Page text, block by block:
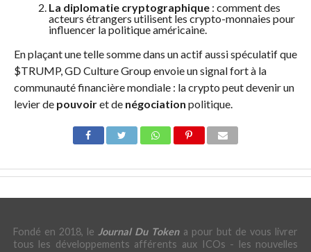
La diplomatie cryptographique: comment des
acteurs étrangers utilisent les crypto-monnaies pour
influencer la politique américaine.
En plaçant une telle somme dans un actif aussi spéculatif que
$TRUMP, GD Culture Group envoie un signal fort à la
communauté financière mondiale : la crypto peut devenir un
levier de pouvoiret de négociation politique.
Fondé en 2018, le Journal Du Tokena pour but de vous livrer
tous les développements afférents aux ICOs - les nouvelles